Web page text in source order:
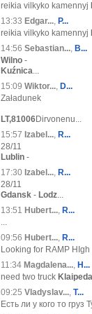
reikia vilkyko kamennyj
13:33 Edgar..., P...
reikia vilkyko kamennyj
14:56 Sebastian..., B...
Wilno-
Kuźnica...
15:09 Wiktor..., D...
Załadunek
LT,81006Dirvonenu...
15:57 Izabel..., R...
28/11
Lublin-
17:30 Izabel..., R...
28/11
Gdansk- Lodz...
13:51 Hubert..., R...
...
09:56 Hubert..., R...
Looking for RAMP HIgh
11:34 Magdalena..., H...
need two truck Klaipeda
09:25 Vladyslav..., Т...
Есть ли у кого то